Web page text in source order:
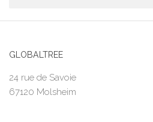
GLOBALTREE
24 rue de Savoie
67120 Molsheim